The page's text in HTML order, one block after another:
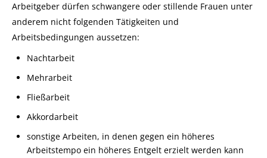
Arbeitgeber dürfen schwangere oder stillende Frauen unter
anderem nicht folgenden Tätigkeiten und
Arbeitsbedingungen aussetzen:
Nachtarbeit
Mehrarbeit
Fließarbeit
Akkordarbeit
sonstige Arbeiten, in denen gegen ein höheres
Arbeitstempo ein höheres Entgelt erzielt werden kann